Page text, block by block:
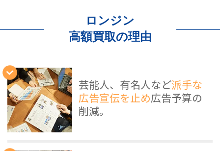
ロンジン
高額買取の理由
芸能人、有名人など派手な
広告宣伝を止め広告予算の
削減。